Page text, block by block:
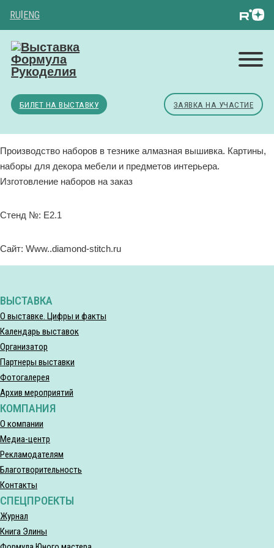
RU|ENG
БИЛЕТ НА ВЫСТАВКУ ЗАЯВКА НА УЧАСТИЕ
Производство наборов в тезнике алмазная вышивка. Картины,
наборы для декора мебели и предметов интерьера.
Изготовление наборов на заказ
Стенд №: Е2.1
Сайт: Www..diamond-stitch.ru
ВЫСТАВКА
О выставке. Цифры и факты
Календарь выставок
Организатор
Партнеры выставки
Фотогалерея
Архив мероприятий
КОМПАНИЯ
О компании
Медиа-центр
Рекламодателям
Благотворительность
Контакты
СПЕЦПРОЕКТЫ
Журнал
Книга Элины